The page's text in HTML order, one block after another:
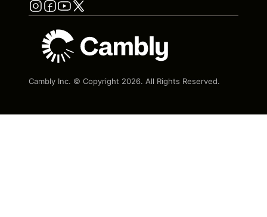
Cambly Inc. © Copyright 2026. All Rights Reserved.